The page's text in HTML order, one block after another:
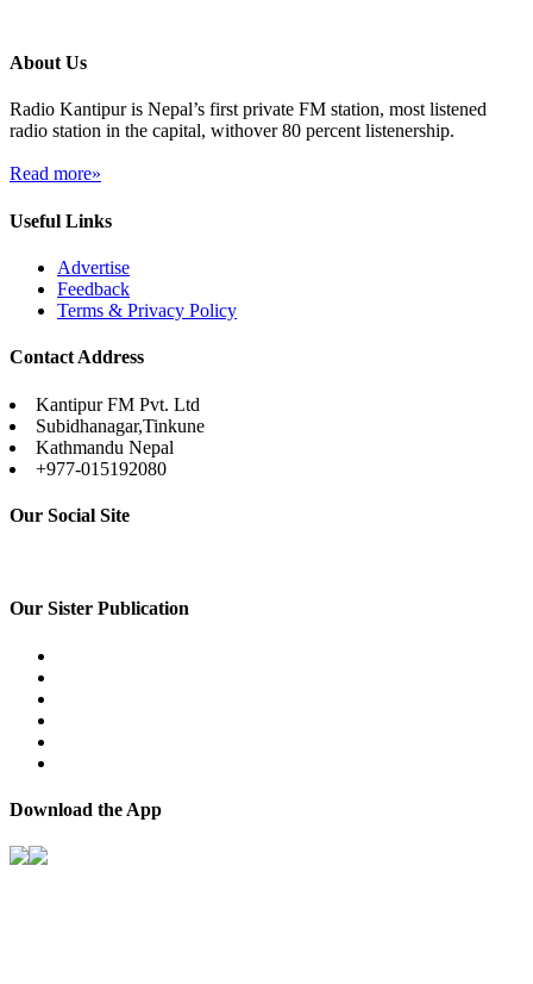
About Us
Radio Kantipur is Nepal’s first private FM station, most listened
radio station in the capital, withover 80 percent listenership.
Read more»
Useful Links
Advertise
Feedback
Terms & Privacy Policy
Contact Address
Kantipur FM Pvt. Ltd
Subidhanagar,Tinkune
Kathmandu Nepal
+977-015192080
Our Social Site
Our Sister Publication
Download the App